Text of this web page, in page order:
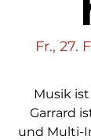
Fr., 27.
Musik
Garrard
und Multi-